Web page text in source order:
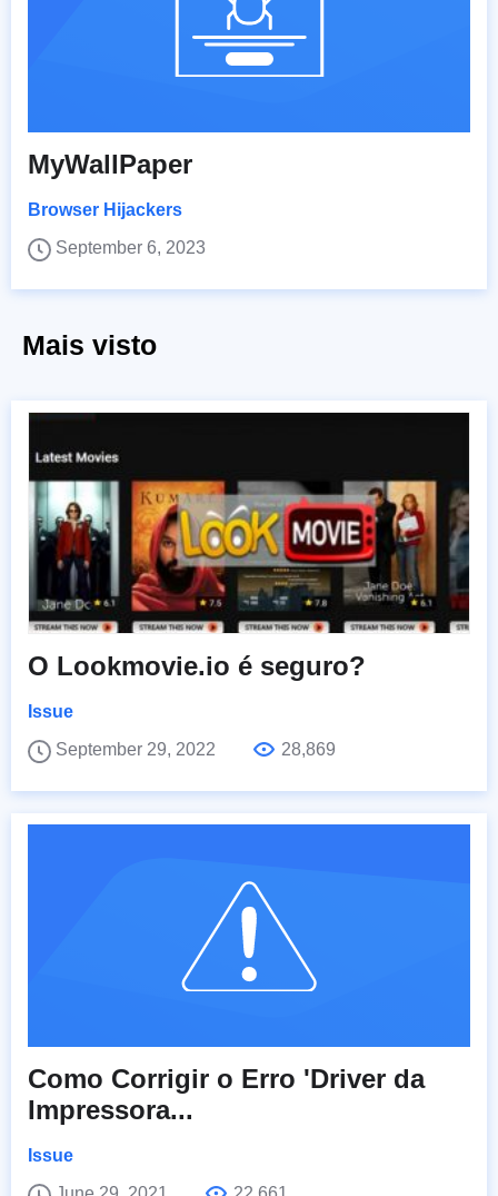
MyWallPaper
Browser Hijackers
September 6, 2023
Mais visto
O Lookmovie.io é seguro?
Issue
September 29, 2022
28,869
Como Corrigir o Erro 'Driver da
Impressora...
Issue